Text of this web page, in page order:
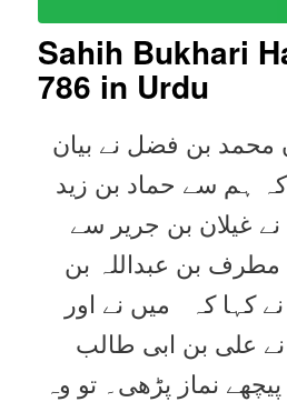
Sahih Bukhari
786 in Urdu
محمد بن فضل نے بیان
کہ ہم سے حماد بن زید
نے غیلان بن جریر سے
مطرف بن عبداللہ بن
کہا کہ میں نے اور
علی بن ابی طالب
نماز پڑھی۔ تو وہ